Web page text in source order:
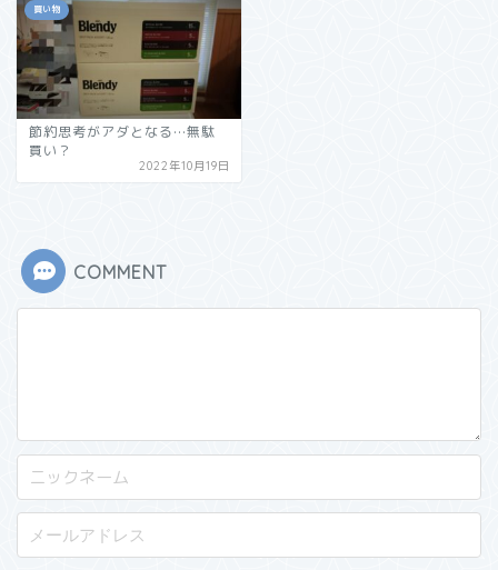
買い物
節約思考がアダとなる…無駄
買い？
2022年10月19日
COMMENT